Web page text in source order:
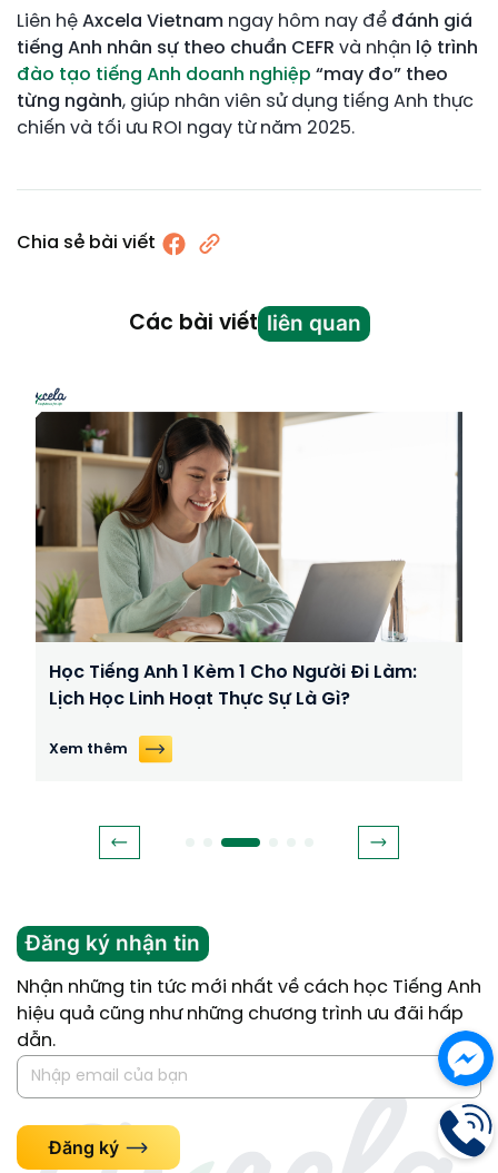
Liên hệ Axcela Vietnam ngay hôm nay để đánh giá
tiếng Anh nhân sự theo chuẩn CEFR và nhận lộ trình
đào tạo tiếng Anh doanh nghiệp “may đo” theo
từng ngành, giúp nhân viên sử dụng tiếng Anh thực
chiến và tối ưu ROI ngay từ năm 2025.
Chia sẻ bài viết
Các bài viết liên quan
Học Tiếng Anh 1 Kèm 1 Cho Người Đi Làm:
Lịch Học Linh Hoạt Thực Sự Là Gì?
Xem thêm
Đăng ký nhận tin
Nhận những tin tức mới nhất về cách học Tiếng Anh
hiệu quả cũng như những chương trình ưu đãi hấp
dẫn.
Đăng ký